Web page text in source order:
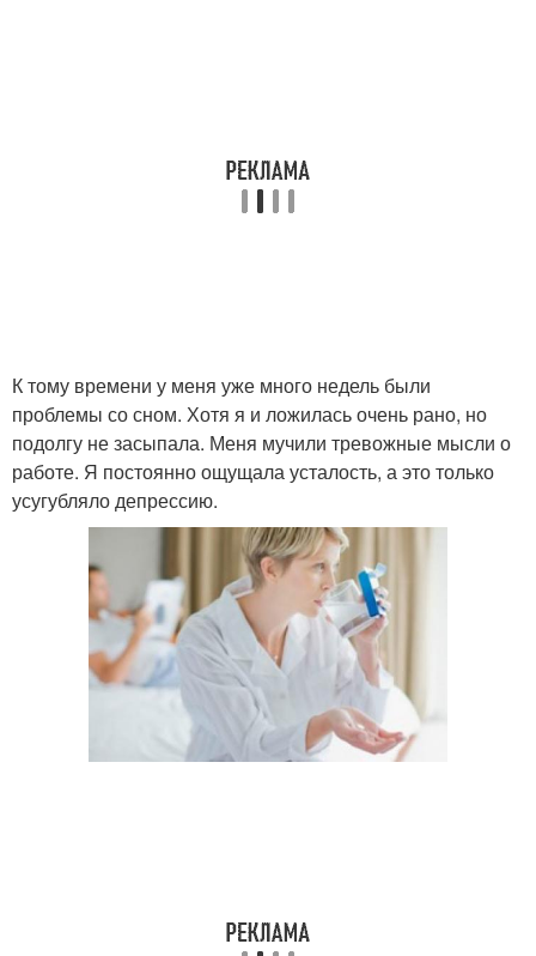
К тому времени у меня уже много недель были
проблемы со сном. Хотя я и ложилась очень рано, но
подолгу не засыпала. Меня мучили тревожные мысли о
работе. Я постоянно ощущала усталость, а это только
усугубляло депрессию.